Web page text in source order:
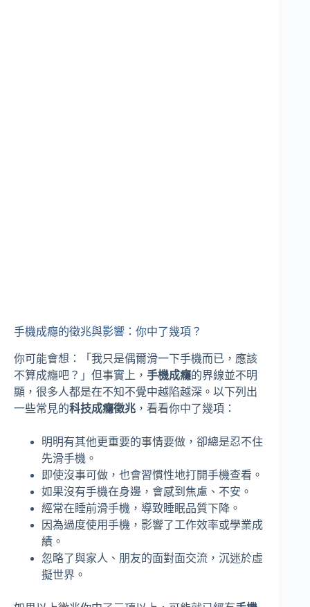
手機成癮的徵兆與影響：你中了幾項？
你可能會想：「我只是偶爾滑一下手機而已，應該
不算成癮吧？」但事實上， 手機成癮的界線並不明
顯，很多人都是在不知不覺中越陷越深。以下列出
一些常見的科技成癮徵兆 ，看看你中了幾項：
明明有其他更重要的事情要做，卻總是忍不住
先滑手機。
即使沒事可做，也會習慣性地打開手機查看。
如果沒有手機在身邊，會感到焦慮、不安。
經常在睡前滑手機，導致睡眠品質下降。
因為過度使用手機，影響了工作效率或學業成
績。
忽略了與家人、朋友的面對面交流，沉迷於虛
擬世界。